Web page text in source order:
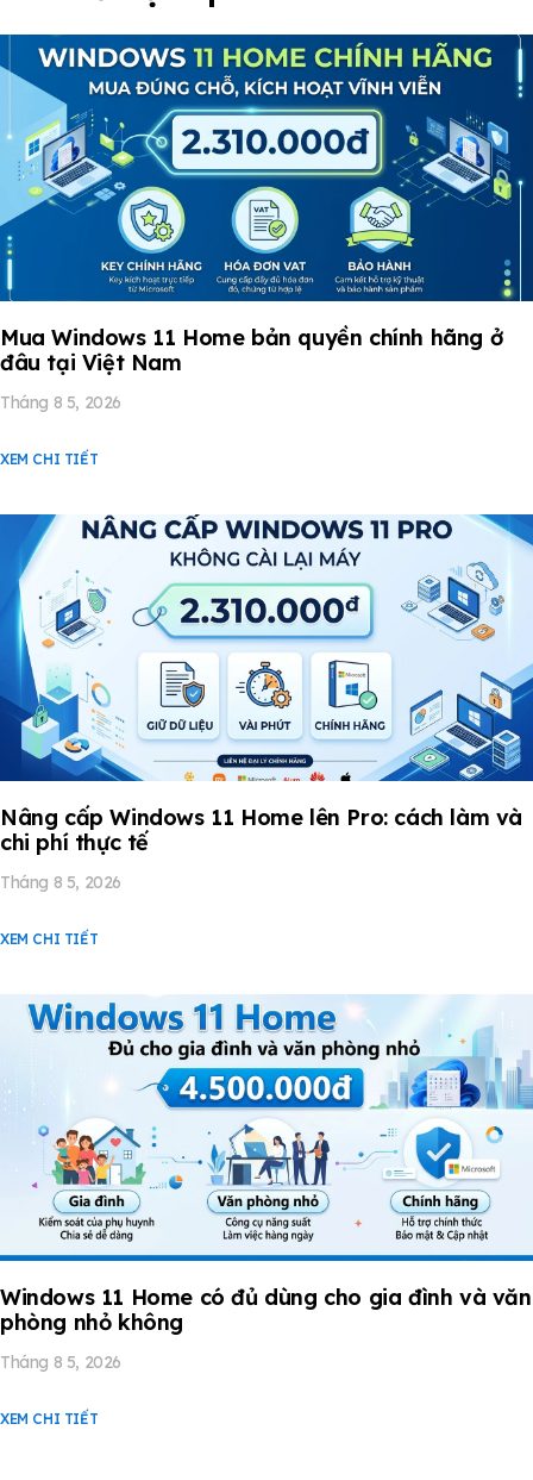
Mua Windows 11 Home bản quyền chính hãng ở
đâu tại Việt Nam
Tháng 8 5, 2026
XEM CHI TIẾT
Nâng cấp Windows 11 Home lên Pro: cách làm và
chi phí thực tế
Tháng 8 5, 2026
XEM CHI TIẾT
Windows 11 Home có đủ dùng cho gia đình và văn
phòng nhỏ không
Tháng 8 5, 2026
XEM CHI TIẾT